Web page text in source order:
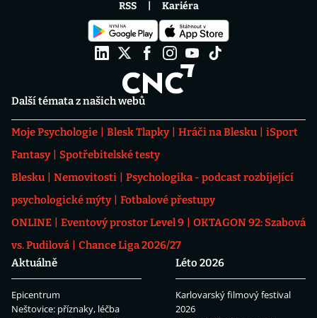
Další témata z našich webů
Moje Psychologie Blesk Tlapky Hráči na Blesku
iSport
Fantasy
Spotřebitelské testy
Blesku
Nemovitosti
Psychologika - podcast rozbíjející
psychologické mýty
Fotbalové přestupy
ONLINE
Eventový prostor Level 9
OKTAGON 92: Szabová
vs. Pudilová
Chance Liga 2026/27
Aktuálně
Epicentrum
Neštovice: příznaky, léčba
Léto 2026
Karlovarský filmový festival
2026
RSS Kariéra